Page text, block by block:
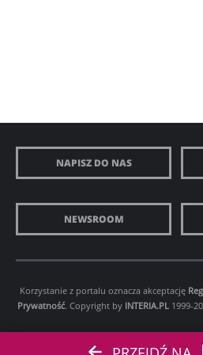
NAPISZ DO NAS
NEWSROOM
Korzystanie z portalu oznacza akceptację
Prywatność. Copyright by INTERIA.PL 1999-